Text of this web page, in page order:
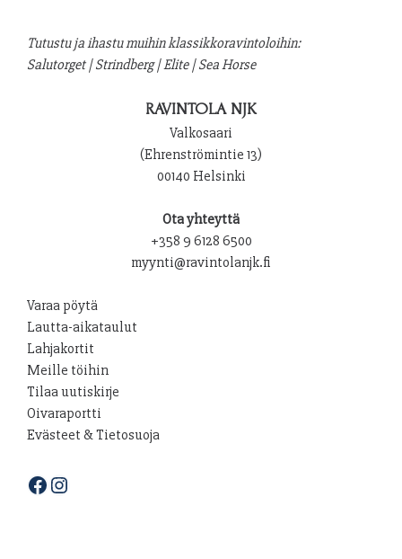
Tutustu ja ihastu muihin klassikkoravintoloihin:
Salutorget|Strindberg|Elite|Sea Horse
RAVINTOLA NJK
Valkosaari
(Ehrenströmintie 13)
00140 Helsinki
Ota yhteyttä
+358 9 6128 6500
myynti@ravintolanjk.fi
Varaa pöytä
Lautta-aikataulut
Lahjakortit
Meille töihin
Tilaa uutiskirje
Oivaraportti
Evästeet & Tietosuoja
Facebook
Instagram